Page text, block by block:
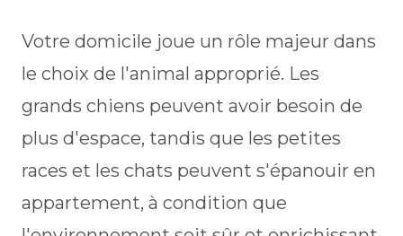
Votre domicile joue un rôle majeur dans
le choix de l'animal approprié. Les
grands chiens peuvent avoir besoin de
plus d'espace, tandis que les petites
races et les chats peuvent s'épanouir en
appartement, à condition que